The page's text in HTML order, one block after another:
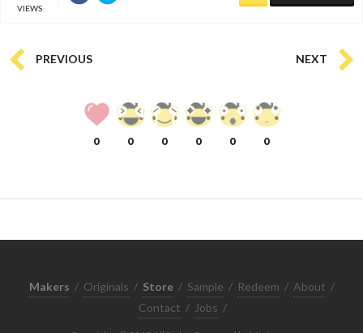
VIEWS
PREVIOUS NEXT
0 0 0 0 0 0
Makers / Originals / Store / Sample / Redeem / About /
Contact / Jobs /